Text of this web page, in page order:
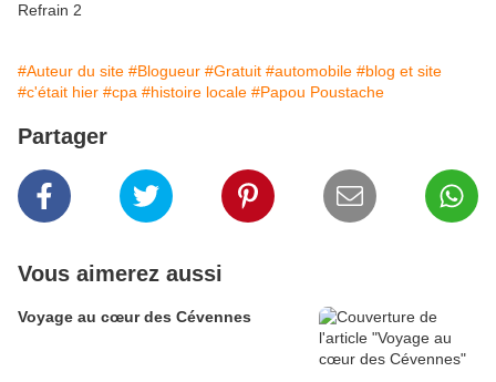
Refrain 2
#Auteur du site #Blogueur #Gratuit #automobile #blog et site
#c'était hier #cpa #histoire locale #Papou Poustache
Partager
Vous aimerez aussi
Voyage au cœur des Cévennes